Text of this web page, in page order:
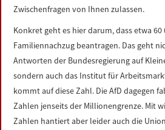
Zwischenfragen von Ihnen zulassen.
Konkret geht es hier darum, dass etwa 60
Familiennachzug beantragen. Das geht
Antworten der Bundesregierung auf
sondern auch das Institut für
kommt auf diese Zahl. Die AfD dagegen
Zahlen jenseits der Millionengrenze. Mit
Zahlen hantiert aber leider auch die